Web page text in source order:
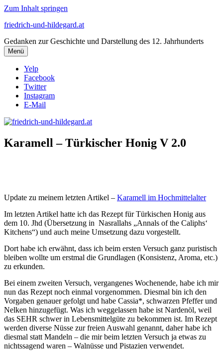
Zum Inhalt springen
friedrich-und-hildegard.at
Gedanken zur Geschichte und Darstellung des 12. Jahrhunderts
Menü
Yelp
Facebook
Twitter
Instagram
E-Mail
Karamell – Türkischer Honig V 2.0
Update zu meinem letzten Artikel – Karamell im Hochmittelalter
Im letzten Artikel hatte ich das Rezept für Türkischen Honig aus
dem 10. Jhd (Übersetzung in Nasrallahs „Annals of the Caliphs‘
Kitchens“) und auch meine Umsetzung dazu vorgestellt.
Dort habe ich erwähnt, dass ich beim ersten Versuch ganz puristisch
bleiben wollte um erstmal die Grundlagen (Konsistenz, Aroma, etc.)
zu erkunden.
Bei einem zweiten Versuch, vergangenes Wochenende, habe ich mir
nun das Rezept noch einmal vorgenommen. Diesmal bin ich den
Vorgaben genauer gefolgt und habe Cassia*, schwarzen Pfeffer und
Nelken hinzugefügt. Was ich weggelassen habe ist Nardenöl, weil
das SEHR schwer in Lebensmittelgüte zu bekommen ist. Im Rezept
werden diverse Nüsse zur freien Auswahl genannt, daher habe ich
diesmal statt Mandeln – die mir beim letzten Versuch ja etwas zu
nichtssagend waren – Walnüsse und Pistazien verwendet.